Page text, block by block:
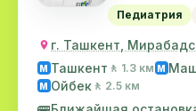
Педиатрия
г. Ташкент,
M Ташкент 🚶 1.3 км M
M Ойбек 🚶 2.5 км